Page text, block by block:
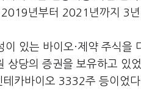
년부터 2021년까지 3
이 있는 바이오·제약 주식
당의 증권을 보유하고 있
카바이오 3332주 등이었다.